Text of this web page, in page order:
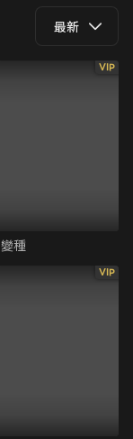
最新
VIP
變種
VIP